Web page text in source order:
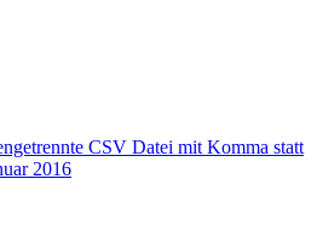
CSV Datei mit Komma statt
2016